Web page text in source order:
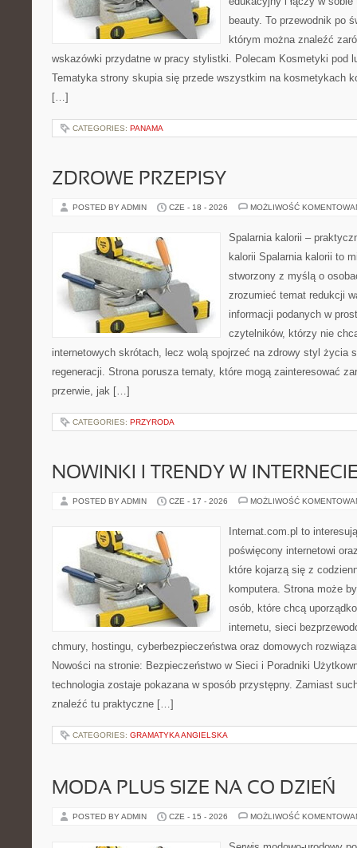
beauty. To przewodnik po
którym można znaleźć
wskazówki przydatne w pracy stylistki. Polecam Kosmetyki pod
Tematyka strony skupia się przede wszystkim na kosmetykach
[…]
CATEGORIES: PANAMA
ZDROWE PRZEPISY
POSTED BY ADMIN CZE - 18 - 2026 MOŻLIWOŚĆ
Spalarnia kalorii –
kalorii Spalarnia kalorii to
stworzony z myślą o
zrozumieć temat redukcji
informacji podanych w
czytelników, którzy nie
internetowych skrótach, lecz wolą spojrzeć na zdrowy styl życia
regeneracji. Strona porusza tematy, które mogą zainteresować
przerwie, jak […]
CATEGORIES: PRZYRODA
NOWINKI I TRENDY W
POSTED BY ADMIN CZE - 17 - 2026 MOŻLIWOŚĆ
Internat.com.pl to
poświęcony internetowi
które kojarzą się z
komputera. Strona może
osób, które chcą
internetu, sieci
chmury, hostingu, cyberbezpieczeństwa oraz domowych
Nowości na stronie: Bezpieczeństwo w Sieci i Poradniki
technologia zostaje pokazana w sposób przystępny. Zamiast
znaleźć tu praktyczne […]
CATEGORIES: GRAMATYKA ANGIELSKA
MODA PLUS SIZE NA CO DZIEŃ
POSTED BY ADMIN CZE - 15 - 2026 MOŻLIWOŚĆ